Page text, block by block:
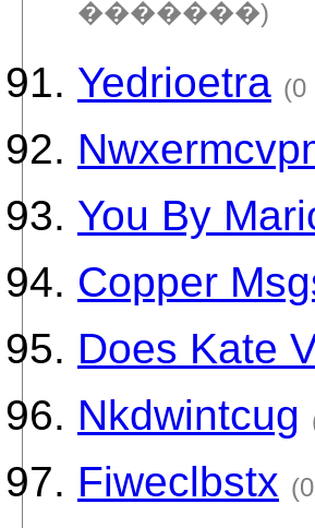
�������)
Yedrioetra
You By
Copper
Does Kate
Nkdwintcug
Fiweclbstx